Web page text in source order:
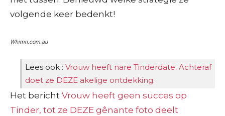
volgende keer bedenkt!
Whimn.com.au
Lees ook : Vrouw heeft nare Tinderdate. Achteraf
doet ze DEZE akelige ontdekking.
Het bericht Vrouw heeft geen succes op
Tinder, tot ze DEZE gênante foto deelt